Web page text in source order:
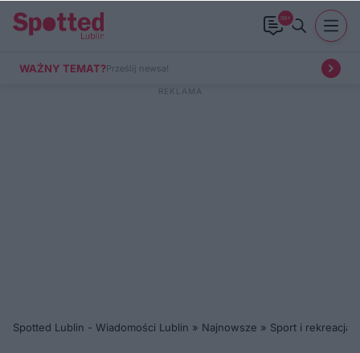
99+
WAŻNY TEMAT?Prześlij newsa!
Spotted Lublin - Wiadomości Lublin » Najnowsze » Sport i rekreacja